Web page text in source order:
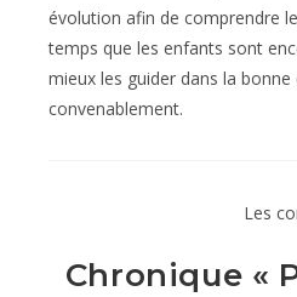
évolution afin de comprendre
temps que les enfants sont
mieux les guider dans la
convenablement.
Les
Chronique «